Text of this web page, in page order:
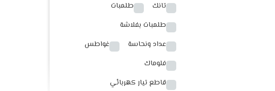
تانك
طلمبات
طلمبات بفلاشة
عداد ونحاسة
غواطس
فلوماك
قاطع تيار كهربائي